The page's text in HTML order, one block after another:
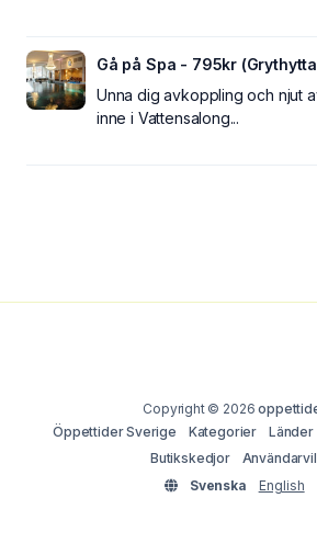
Gå på Spa - 795kr
Unna dig avkoppling och njut
inne i Vattensalong...
Copyright © 2026
Öppettider Sverige
Kategorier Länder
Butikskedjor
Svenska
English